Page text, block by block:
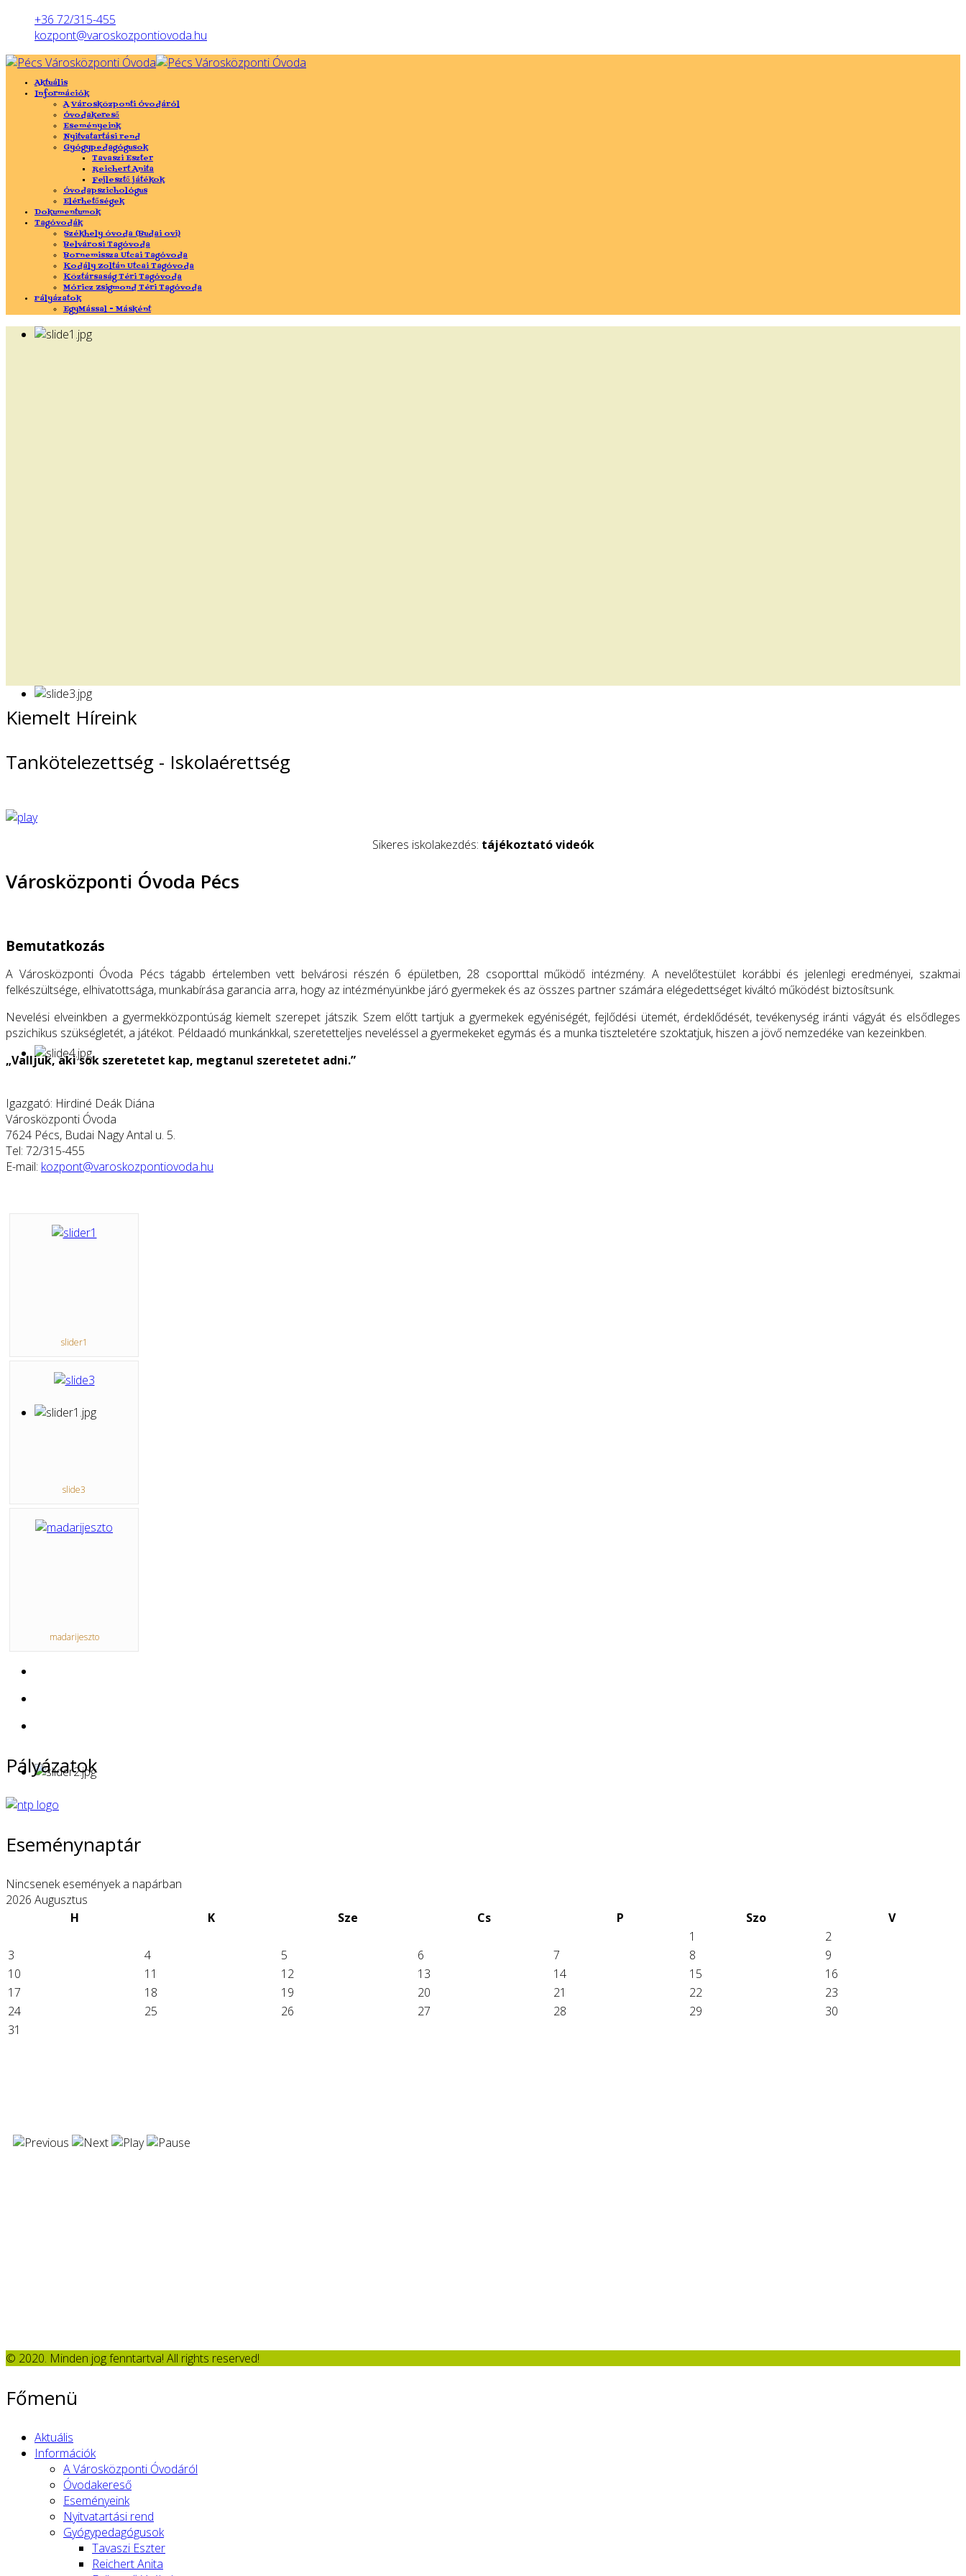
+36 72/315-455
kozpont@varoskozpontiovoda.hu
Aktuális
Információk
A Városközponti Óvodáról
Óvodakereső
Eseményeink
Nyitvatartási rend
Gyógypedagógusok
Tavaszi Eszter
Reichert Anita
Fejlesztő játékok
Óvodapszichológus
Elérhetőségek
Dokumentumok
Tagóvodák
Székhely óvoda (Budai ovi)
Belvárosi Tagóvoda
Bornemissza Utcai Tagóvoda
Kodály Zoltán Utcai Tagóvoda
Köztársaság Téri Tagóvoda
Móricz Zsigmond Téri Tagóvoda
Pályázatok
EgyMással - Másként
Kiemelt Híreink
Tankötelezettség - Iskolaérettség
Sikeres iskolakezdés: tájékoztató videók
Városközponti Óvoda Pécs
Bemutatkozás
A Városközponti Óvoda Pécs tágabb értelemben vett belvárosi részén 6 épületben, 28 csoporttal működő intézmény. A nevelőtestület korábbi és jelenlegi eredményei, szakmai
felkészültsége, elhivatottsága, munkabírása garancia arra, hogy az intézményünkbe járó gyermekek és az összes partner számára elégedettséget kiváltó működést biztosítsunk.
Nevelési elveinkben a gyermekközpontúság kiemelt szerepet játszik. Szem előtt tartjuk a gyermekek egyéniségét, fejlődési ütemét, érdeklődését, tevékenység iránti vágyát és elsődleges
pszichikus szükségletét, a játékot. Példaadó munkánkkal, szeretetteljes neveléssel a gyermekeket egymás és a munka tiszteletére szoktatjuk, hiszen a jövő nemzedéke van kezeinkben.
„Valljuk, aki sok szeretetet kap, megtanul szeretetet adni.”
Igazgató: Hirdiné Deák Diána
Városközponti Óvoda
7624 Pécs, Budai Nagy Antal u. 5.
Tel: 72/315-455
E-mail: kozpont@varoskozpontiovoda.hu
slider1
slide3
madarijeszto
Pályázatok
Eseménynaptár
Nincsenek események a napárban
hónap
hónap
2026 Augusztus
H
K Sze Cs P Szo
V
1
2
3
4 5 6 7 8
9
10
11 12 13 14 15
16
17
18 19 20 21 22
23
24
25 26 27 28 29
30
31
© 2020. Minden jog fenntartva! All rights reserved!
Főmenü
Aktuális
Információk
A Városközponti Óvodáról
Óvodakereső
Eseményeink
Nyitvatartási rend
Gyógypedagógusok
Tavaszi Eszter
Reichert Anita